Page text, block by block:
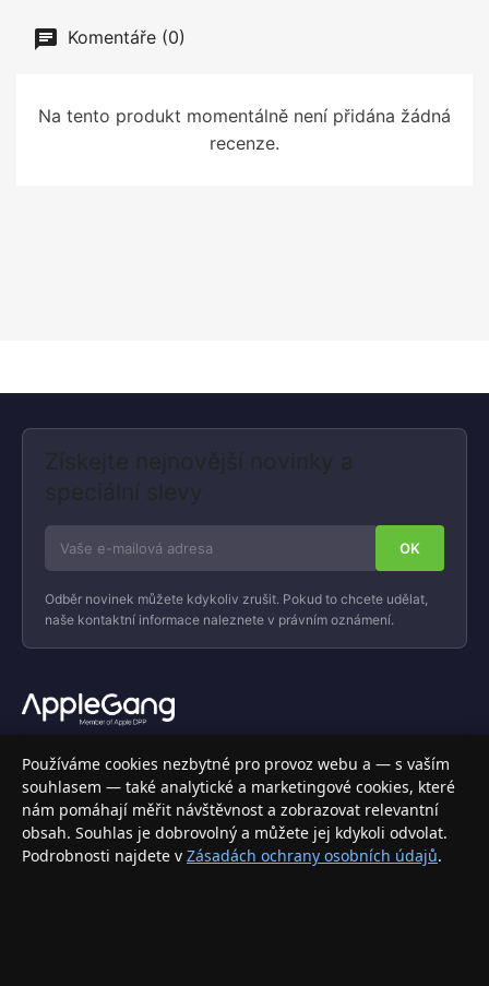
Komentáře (0)
Na tento produkt momentálně není přidána žádná
recenze.
Získejte nejnovější novinky a
speciální slevy
Odběr novinek můžete kdykoliv zrušit. Pokud to chcete udělat,
naše kontaktní informace naleznete v právním oznámení.
Váš specializovaný obchod s Apple produkty, příslušenstvím a
elektronikou. Nakupujte bezpečně a s jistotou.
INFORMACE
Doprava a doručení
Používáme cookies nezbytné pro provoz webu a — s vaším
souhlasem — také analytické a marketingové cookies, které
nám pomáhají měřit návštěvnost a zobrazovat relevantní
obsah. Souhlas je dobrovolný a můžete jej kdykoli odvolat.
Podrobnosti najdete v Zásadách ochrany osobních údajů.